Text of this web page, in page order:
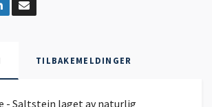
TILBAKEMELDINGER
- Saltstein laget av naturlig